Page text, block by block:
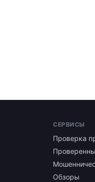
СЕРВИСЫ
Проверка
Обзоры